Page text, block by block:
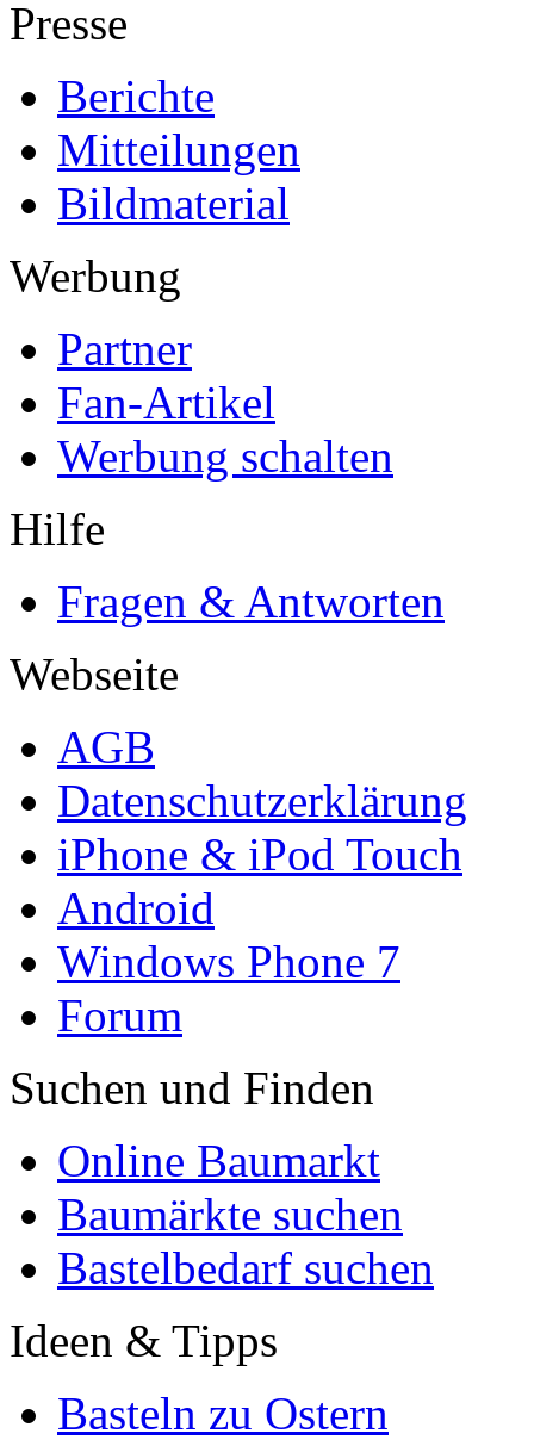
Presse
Berichte
Mitteilungen
Bildmaterial
Werbung
Partner
Fan-Artikel
Werbung schalten
Hilfe
Fragen & Antworten
Webseite
AGB
Datenschutzerklärung
iPhone & iPod Touch
Android
Windows Phone 7
Forum
Suchen und Finden
Online Baumarkt
Baumärkte suchen
Bastelbedarf suchen
Ideen & Tipps
Basteln zu Ostern